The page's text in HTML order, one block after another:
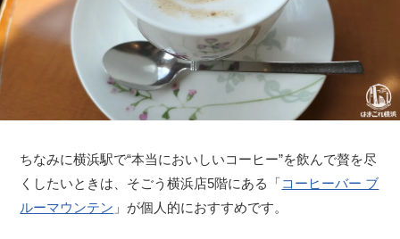
ちなみに横浜駅で“本当においしいコーヒー”を飲んで贅を尽
くしたいときは、そごう横浜店5階にある「コーヒーバー ブ
ルーマウンテン 」が個人的におすすめです。